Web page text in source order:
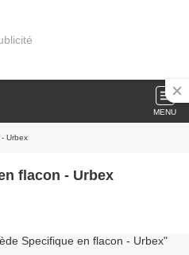
MENU
Urbex
flacon - Urbex